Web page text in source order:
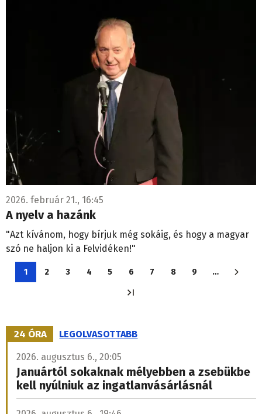
2026. február 21., 16:45
A nyelv a hazánk
"Azt kívánom, hogy bírjuk még sokáig, és hogy a magyar
szó ne haljon ki a Felvidéken!"
Oldalszámozás
Jelenlegi
1
Oldal
2
Oldal
3
Oldal
4
Oldal
5
Oldal
6
Oldal
7
Oldal
8
Oldal
9 …
24 ÓRA LEGOLVASOTTABB
2026. augusztus 6., 20:05
Januártól sokaknak mélyebben a zsebükbe
kell nyúlniuk az ingatlanvásárlásnál